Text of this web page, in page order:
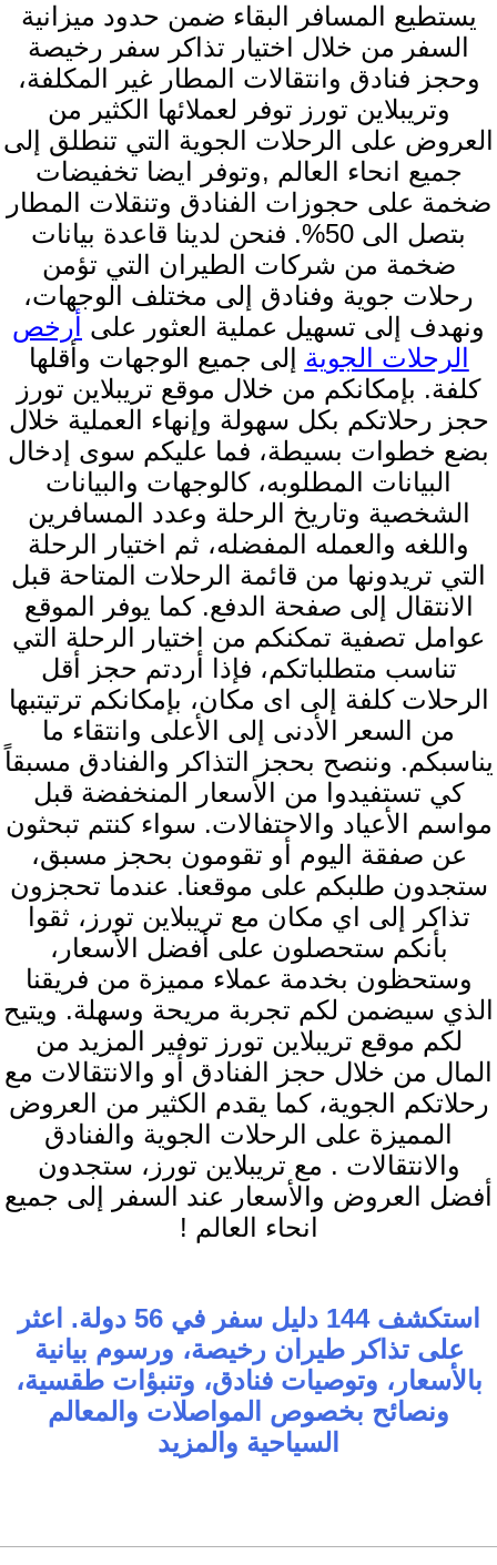
يستطيع المسافر البقاء ضمن حدود ميزانية
السفر من خلال اختيار تذاكر سفر رخيصة
وحجز فنادق وانتقالات المطار غير المكلفة،
وتريبلاين تورز توفر لعملائها الكثير من
العروض على الرحلات الجوية التي تنطلق إلى
جميع انحاء العالم ,وتوفر ايضا تخفيضات
ضخمة على حجوزات الفنادق وتنقلات المطار
بتصل الى 50%. فنحن لدينا قاعدة بيانات
ضخمة من شركات الطيران التي تؤمن
رحلات جوية وفنادق إلى مختلف الوجهات،
ونهدف إلى تسهيل عملية العثور على أرخص
الرحلات الجوية إلى جميع الوجهات وأقلها
كلفة. بإمكانكم من خلال موقع تريبلاين تورز
حجز رحلاتكم بكل سهولة وإنهاء العملية خلال
بضع خطوات بسيطة، فما عليكم سوى إدخال
البيانات المطلوبه، كالوجهات والبيانات
الشخصية وتاريخ الرحلة وعدد المسافرين
واللغه والعمله المفضله، ثم اختيار الرحلة
التي تريدونها من قائمة الرحلات المتاحة قبل
الانتقال إلى صفحة الدفع. كما يوفر الموقع
عوامل تصفية تمكنكم من اختيار الرحلة التي
تناسب متطلباتكم، فإذا أردتم حجز أقل
الرحلات كلفة إلى اى مكان، بإمكانكم ترتيتبها
من السعر الأدنى إلى الأعلى وانتقاء ما
يناسبكم. وننصح بحجز التذاكر والفنادق مسبقاً
كي تستفيدوا من الأسعار المنخفضة قبل
مواسم الأعياد والاحتفالات. سواء كنتم تبحثون
عن صفقة اليوم أو تقومون بحجز مسبق،
ستجدون طلبكم على موقعنا. عندما تحجزون
تذاكر إلى اي مكان مع تريبلاين تورز، ثقوا
بأنكم ستحصلون على أفضل الأسعار،
وستحظون بخدمة عملاء مميزة من فريقنا
الذي سيضمن لكم تجربة مريحة وسهلة. ويتيح
لكم موقع تريبلاين تورز توفير المزيد من
المال من خلال حجز الفنادق أو والانتقالات مع
رحلاتكم الجوية، كما يقدم الكثير من العروض
المميزة على الرحلات الجوية والفنادق
والانتقالات . مع تريبلاين تورز، ستجدون
أفضل العروض والأسعار عند السفر إلى جميع
انحاء العالم !
استكشف 144 دليل سفر في 56 دولة. اعثر
على تذاكر طيران رخيصة، ورسوم بيانية
بالأسعار، وتوصيات فنادق، وتنبؤات طقسية،
ونصائح بخصوص المواصلات والمعالم
السياحية والمزيد